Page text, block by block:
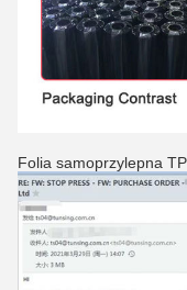
Folia samoprzylepna